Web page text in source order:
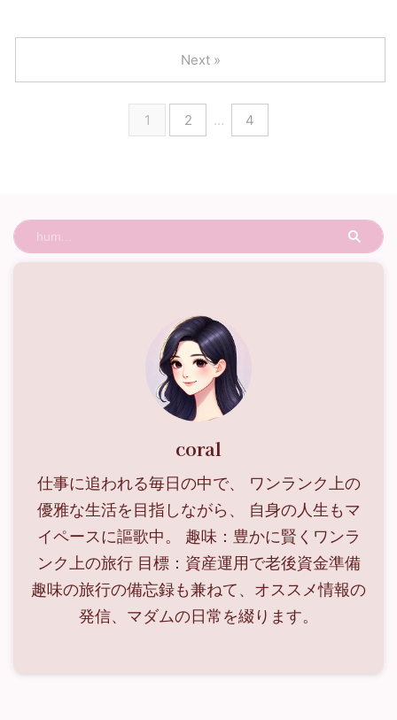
1 2 … 4
Next »
coral
仕事に追われる毎日の中で、 ワンランク上の
優雅な生活を目指しながら、 自身の人生もマ
イペースに謳歌中。 趣味：豊かに賢くワンラ
ンク上の旅行 目標：資産運用で老後資金準備
趣味の旅行の備忘録も兼ねて、オススメ情報の
発信、マダムの日常を綴ります。